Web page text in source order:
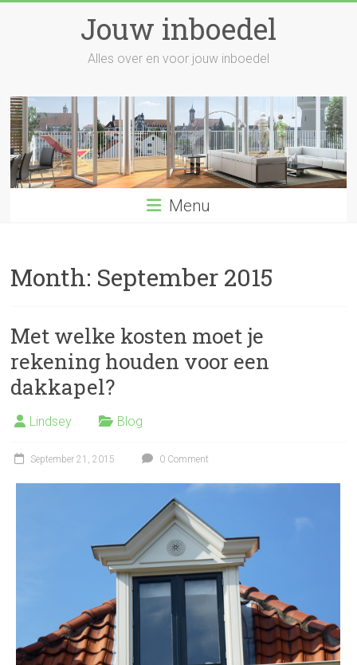
Jouw inboedel
Alles over en voor jouw inboedel
Menu
Month: September 2015
Met welke kosten moet je
rekening houden voor een
dakkapel?
Lindsey Blog
September 21, 2015 0 Comment